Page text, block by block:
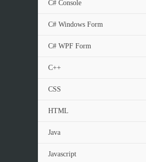
C# Console
C# Windows Form
C# WPF Form
C++
CSS
HTML
Java
Javascript